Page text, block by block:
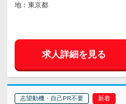
地：東京都
求人詳細を見る
志望動機・自己PR不要